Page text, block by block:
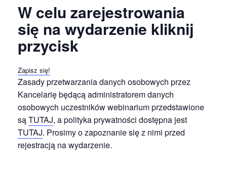
W celu zarejestrowania
się na wydarzenie kliknij
przycisk
Zapisz się!
Zasady przetwarzania danych osobowych przez
Kancelarię będącą administratorem danych
osobowych uczestników webinarium przedstawione
sąTUTAJ, a polityka prywatności dostępna jest
TUTAJ. Prosimy o zapoznanie się z nimi przed
rejestracją na wydarzenie.